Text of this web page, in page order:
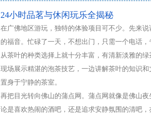
24小时品茗与休闲玩乐全揭秘
在广佛地区游玩，独特的体验项目可不少。先来
的福音。忙碌了一天，不想出门，只需一个电话
从茶叶的种类选择上就十分丰富，有清新淡雅的
现场展示精湛的泡茶技艺，一边讲解茶叶的知识
置身于宁静的茶室。
再把目光转向佛山的蒲点网。蒲点网就像是佛山
论是喜欢热闹的酒吧，还是追求安静氛围的清吧